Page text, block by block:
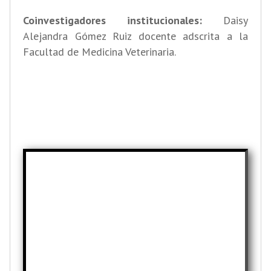
Coinvestigadores institucionales: Daisy
Alejandra Gómez Ruiz docente adscrita a la
Facultad de Medicina Veterinaria.